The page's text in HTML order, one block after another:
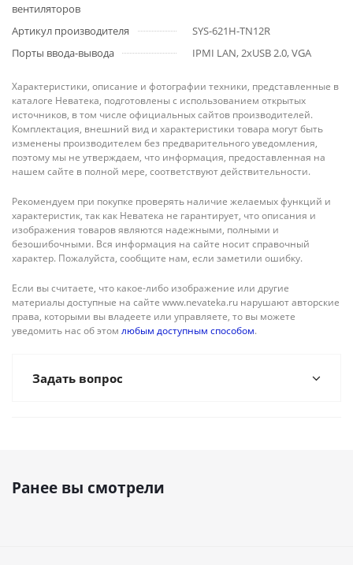
вентиляторов
Артикул производителя
SYS-621H-TN12R
Порты ввода-вывода
IPMI LAN, 2xUSB 2.0, VGA
Характеристики, описание и фотографии техники, представленные в
каталоге Неватека, подготовлены с использованием открытых
источников, в том числе официальных сайтов производителей.
Комплектация, внешний вид и характеристики товара могут быть
изменены производителем без предварительного уведомления,
поэтому мы не утверждаем, что информация, предоставленная на
нашем сайте в полной мере, соответствуют действительности.
Рекомендуем при покупке проверять наличие желаемых функций и
характеристик, так как Неватека не гарантирует, что описания и
изображения товаров являются надежными, полными и
безошибочными. Вся информация на сайте носит справочный
характер. Пожалуйста, сообщите нам, если заметили ошибку.
Если вы считаете, что какое-либо изображение или другие
материалы доступные на сайте www.nevateka.ru нарушают авторские
права, которыми вы владеете или управляете, то вы можете
уведомить нас об этом любым доступным способом.
Задать вопрос
Ранее вы смотрели